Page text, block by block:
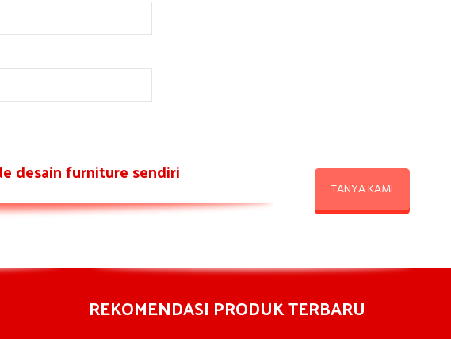
desain furniture sendiri
TANYA KAMI
REKOMENDASI PRODUK TERBARU